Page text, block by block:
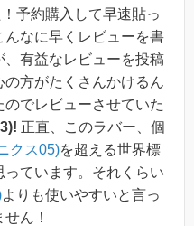
予約購入して早速貼っ
なに早くレビューを書
、有益なレビューを投稿
方がたくさんかけるん
でレビューさせていた
正直、このラバー、個
クス05)を超える世界標
ています。それくらい
よりも使いやすいと言っ
ん！